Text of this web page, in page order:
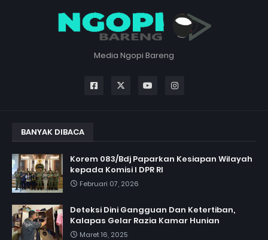
Media Ngopi Bareng
BANYAK DIBACA
Korem 083/Bdj Paparkan Kesiapan Wilayah
kepada Komisi I DPR RI
Februari 07, 2026
Deteksi Dini Gangguan Dan Ketertiban,
Kalapas Gelar Razia Kamar Hunian
Maret 16, 2025